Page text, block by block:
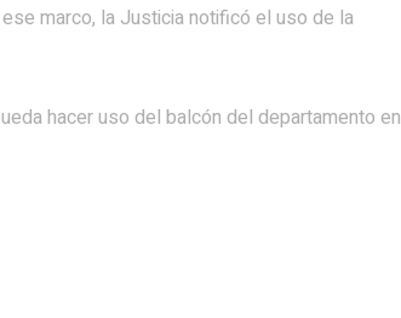
marco, la Justicia notificó el uso de la
hacer uso del balcón del departamento en